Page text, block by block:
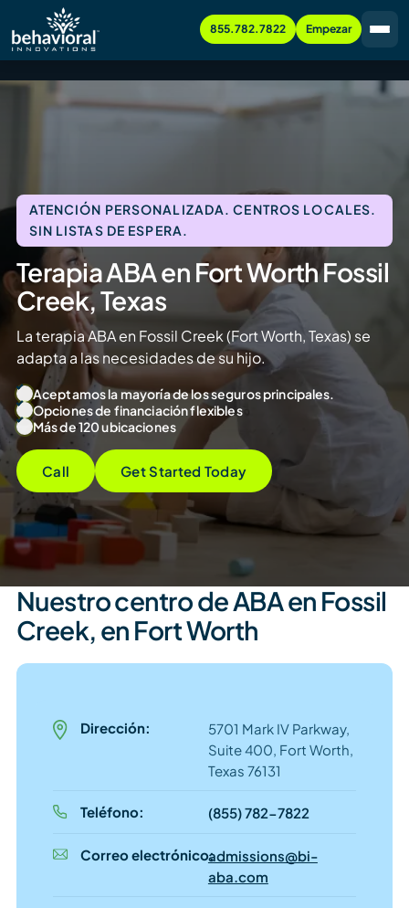
855.782.7822 Empezar
ATENCIÓN PERSONALIZADA. CENTROS LOCALES.
SIN LISTAS DE ESPERA.
Terapia ABA en Fort Worth Fossil
Creek, Texas
La terapia ABA en Fossil Creek (Fort Worth, Texas) se
adapta a las necesidades de su hijo.
Aceptamos la mayoría de los seguros principales.
Opciones de financiación flexibles
Más de 120 ubicaciones
Call Get Started Today
Nuestro centro de ABA en Fossil
Creek, en Fort Worth
Dirección:
5701 Mark IV Parkway,
Suite 400, Fort Worth,
Texas 76131
Teléfono: (855) 782-7822
Correo electrónico:admissions@bi-
aba.com